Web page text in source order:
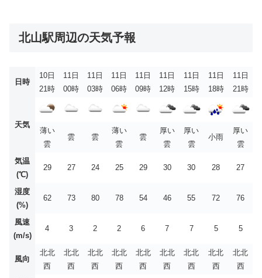
北山駅周辺の天気予報
日時
10日
21時
11日
00時
11日
03時
11日
06時
11日
09時
11日
12時
11日
15時
11日
18時
11日
21時
天気
薄い
雲
雲 雲
薄い
雲
雲
厚い
雲
厚い
雲
小雨
厚い
雲
気温
(℃)
29 27 24 25 29 30 30 28 27
湿度
(%)
62 73 80 78 54 46 55 72 76
風速
(m/s)
4 3 2 2 6 7 7 5 5
風向
北北
西
北北
西
北北
西
北北
西
北北
西
北北
西
北北
西
北北
西
北北
西